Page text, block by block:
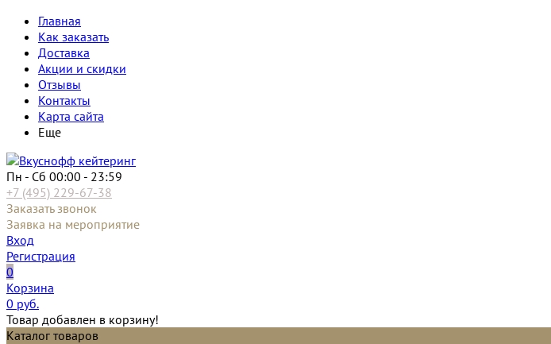
Главная
Как заказать
Доставка
Акции и скидки
Отзывы
Контакты
Карта сайта
Еще
Пн - Сб 00:00 - 23:59
+7 (495) 229-67-38
Заказать звонок
Заявка на мероприятие
Вход
Регистрация
0
Корзина
0 руб.
Товар добавлен в корзину!
Каталог товаров